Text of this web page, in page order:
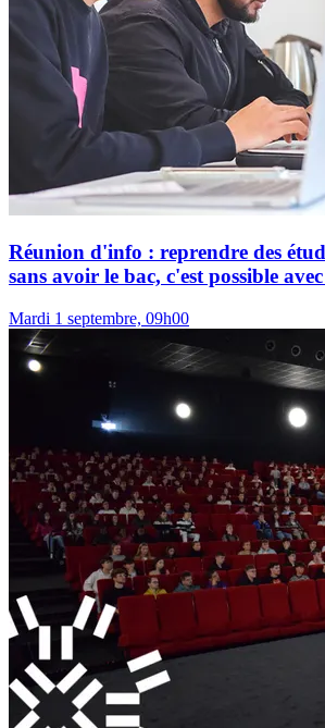
Réunion d'info : reprendre des
sans avoir le bac, c'est possible
Mardi 1 septembre, 09h00